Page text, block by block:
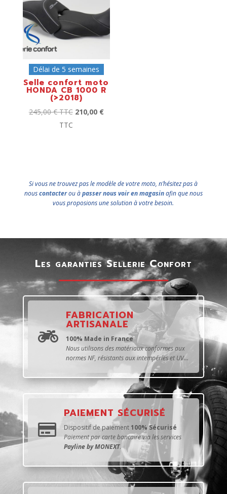
Délai de 5 semaines
Selle confort moto
HONDA CB 1000 R
(>2018)
245,00€ TTC 210,00 €
TTC
Si vous ne trouvez pas le modèle de votre moto, n’hésitez pas à
nouscontacterou àpasser nous voir en magasinafin que nous
vous proposions une solution à votre besoin.
Les garanties Sellerie Confort

FABRICATION
ARTISANALE
100% Made in France
Nous utilisons des matériaux conformes aux
normes NF, résistants aux intempéries et UV...

PAIEMENT SÉCURISÉ
Dispositif de paiement100% Sécurisé
Paiement par carte bancaire via les services
Payline by MONEXT.